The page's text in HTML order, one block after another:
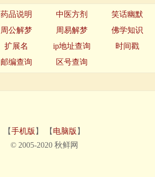
药品说明 中医方剂
笑话幽默
周公解梦 周易解梦
佛学知识
扩展名 ip地址查询
时间戳
邮编查询 区号查询
【手机版 】 【 电脑版 】
© 2005-2020 秋鲜网